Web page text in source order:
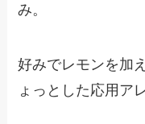
み。
好みでレモンを加
ょっとした応用ア